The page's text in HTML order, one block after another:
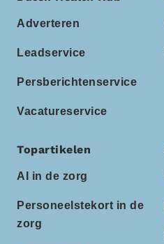
Adverteren
Leadservice
Persberichtenservice
Vacatureservice
Topartikelen
AI in de zorg
Personeelstekort in de
zorg